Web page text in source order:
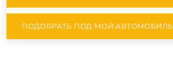
ПОДОБРАТЬ ПОД МОЙ АВТОМОБИЛЬ